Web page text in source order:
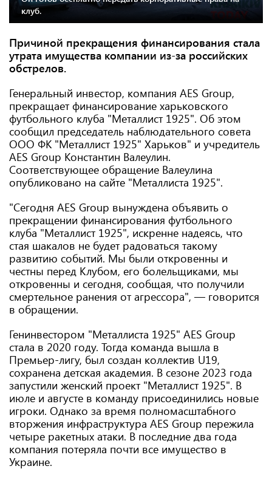
клуб.
Причиной прекращения финансирования стала
утрата имущества компании из-за российских
обстрелов.
Генеральный инвестор, компания АES Group,
прекращает финансирование харьковского
футбольного клуба "Металлист 1925". Об этом
сообщил председатель наблюдательного совета
ООО ФК "Металлист 1925" Харьков" и учредитель
AES Group Константин Валеулин.
Соответствующее обращение Валеулина
опубликовано на сайте "Металлиста 1925".
"Сегодня АES Group вынуждена объявить о
прекращении финансирования футбольного
клуба "Металлист 1925", искренне надеясь, что
стая шакалов не будет радоваться такому
развитию событий. Мы были откровенны и
честны перед Клубом, его болельщиками, мы
откровенны и сегодня, сообщая, что получили
смертельное ранения от агрессора", — говорится
в обращении.
Генинвестором "Металлиста 1925" AES Group
стала в 2020 году. Тогда команда вышла в
Премьер-лигу, был создан коллектив U19,
сохранена детская академия. В сезоне 2023 года
запустили женский проект "Металлист 1925". В
июле и августе в команду присоединились новые
игроки. Однако за время полномасштабного
вторжения инфраструктура АES Group пережила
четыре ракетных атаки. В последние два года
компания потеряла почти все имущество в
Украине.